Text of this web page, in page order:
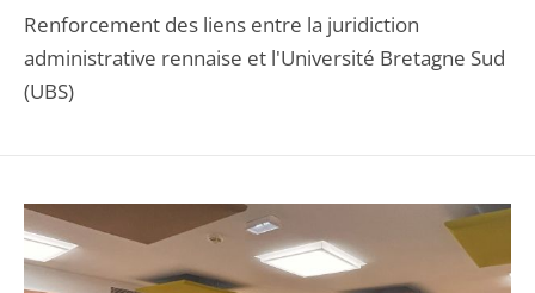
Renforcement des liens entre la juridiction
administrative rennaise et l'Université Bretagne Sud
(UBS)